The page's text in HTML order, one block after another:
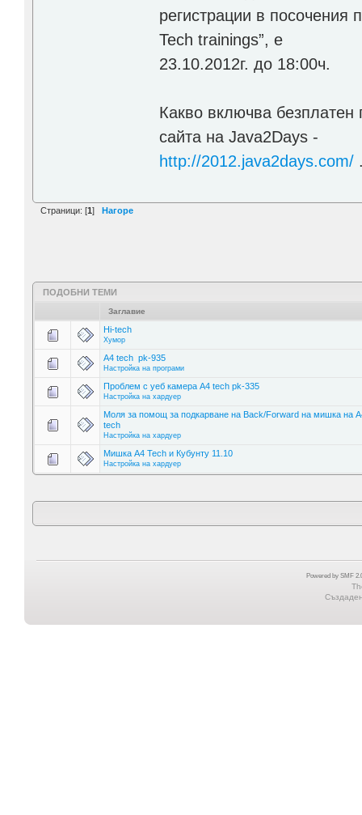
регистрации в посочения
Tech trainings”, е
23.10.2012г. до 18:00ч.
Какво включва безплатен
сайта на Java2Days -
http://2012.java2days.com/
Страници: [1] Нагоре
ПОДОБНИ ТЕМИ
Заглавие
Hi-tech
Хумор
A4 tech pk-935
Настройка на програми
Проблем с уеб камера A4 tech pk-335
Настройка на хардуер
Моля за помощ за подкарване на Back/Forward на мишка на
tech
Настройка на хардуер
Мишка A4 Tech и Кубунту 11.10
Настройка на хардуер
Powered by SMF